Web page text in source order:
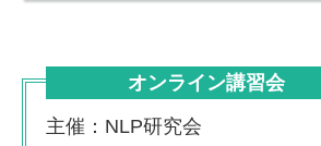
オンライン講習会
主催：NLP研究会